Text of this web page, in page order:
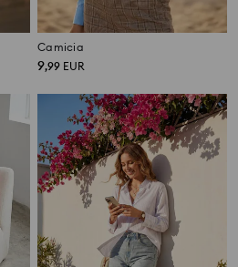
Camicia
9,99 EUR